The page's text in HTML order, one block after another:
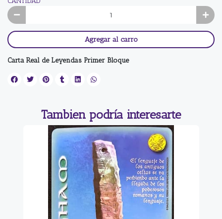
Agregar al carro
Carta Real de Leyendas Primer Bloque
Tambien podría interesarte